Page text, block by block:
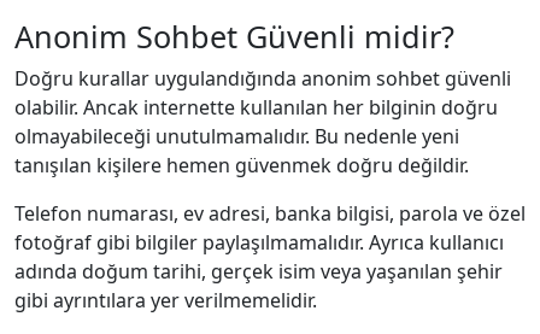
Anonim Sohbet Güvenli midir?
Doğru kurallar uygulandığında anonim sohbet güvenli
olabilir. Ancak internette kullanılan her bilginin doğru
olmayabileceği unutulmamalıdır. Bu nedenle yeni
tanışılan kişilere hemen güvenmek doğru değildir.
Telefon numarası, ev adresi, banka bilgisi, parola ve özel
fotoğraf gibi bilgiler paylaşılmamalıdır. Ayrıca kullanıcı
adında doğum tarihi, gerçek isim veya yaşanılan şehir
gibi ayrıntılara yer verilmemelidir.